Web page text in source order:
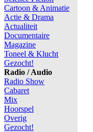
Cartoon & Animatie
Actie & Drama
Actualiteit
Documentaire
Magazine
Toneel & Klucht
Gezocht!
Radio / Audio
Radio Show
Cabaret
Mix
Hoorspel
Overig
Gezocht!